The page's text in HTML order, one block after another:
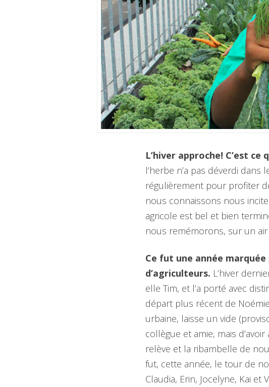
L’hiver approche! C’est
l’herbe n’a pas déverdi
régulièrement pour profiter
nous connaissons nous
agricole est bel et bien
nous remémorons, sur un
Ce fut une année
d’agriculteurs. L’hiver
elle Tim, et l’a porté avec
départ plus récent de
urbaine, laisse un vide
collègue et amie, mais
relève et la ribambelle de
fut, cette année, le tour de
Claudia, Erin, Jocelyne, Kai